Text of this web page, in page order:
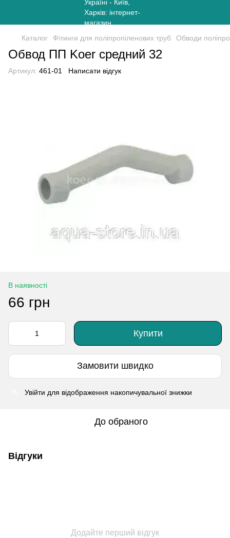
Каталог Фітинги для поліпропіленових труб Обводи
Обвод ПП Koer средний 32
Артикул: 461-01 Написати відгук
В наявності
66 грн
Купити
Замовити швидко
Увійти для відображення накопичувальної знижки
До обраного
Відгуки
Додайте перший відгук